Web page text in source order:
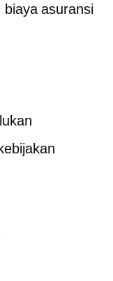
asuransi